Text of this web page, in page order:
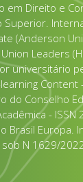
em Direito e
Superior.
(Anderson
Leaders
universitário
Content
do Conselho
-
Brasil Europa.
sob N 1629/